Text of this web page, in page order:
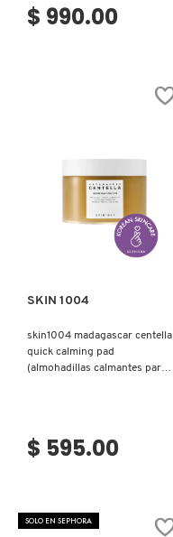
$ 990.00
Ver más
SKIN 1004
skin1004 madagascar centella
quick calming pad
(almohadillas calmantes para
$ 595.00
SOLO EN SEPHORA